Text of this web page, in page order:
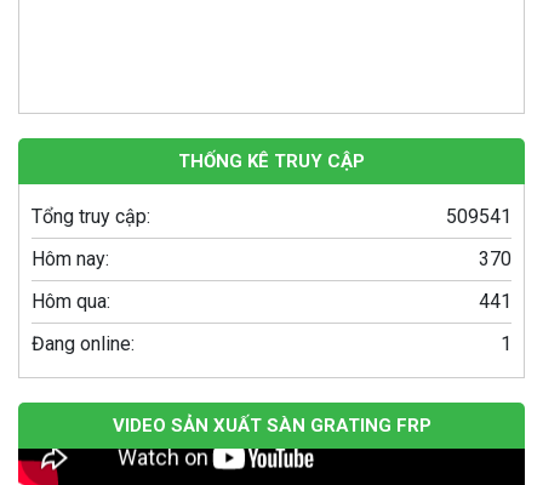
Bể tự hoại Septic tank 1,5 m3
Giá: Liên hệ
BỒN KHUẤY TRỘN HÓA CHẤT CÔNG NGHIỆP loại 1m3
THỐNG KÊ TRUY CẬP
509541
Tổng truy cập:
370
Hôm nay:
441
Hôm qua:
1
Đang online:
VIDEO SẢN XUẤT SÀN GRATING FRP